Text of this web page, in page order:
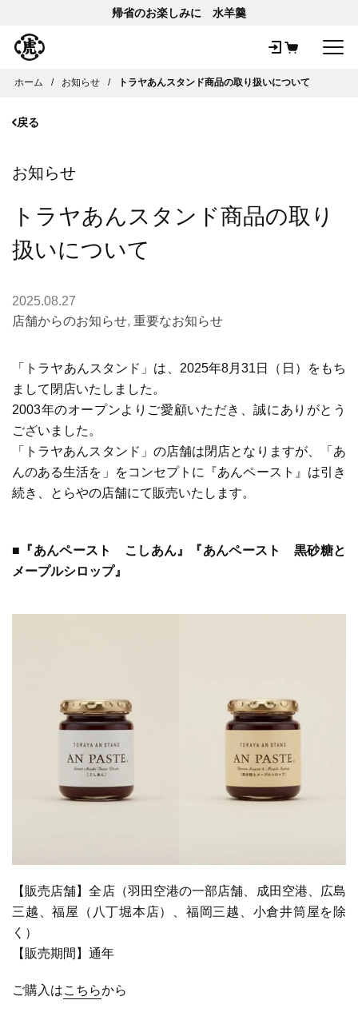
帰省のお楽しみに 水羊羹
ホーム お知らせ トラヤあんスタンド商品の取り扱いについて
戻る
お知らせ
トラヤあんスタンド商品の取り
扱いについて
2025.08.27
店舗からのお知らせ, 重要なお知らせ
「トラヤあんスタンド」は、2025年8月31日（日）をもち
まして閉店いたしました。
2003年のオープンよりご愛顧いただき、誠にありがとう
ございました。
「トラヤあんスタンド」の店舗は閉店となりますが、「あ
んのある生活を」をコンセプトに『あんペースト』は引き
続き、とらやの店舗にて販売いたします。
■『あんペースト こしあん』『あんペースト 黒砂糖と
メープルシロップ』
【販売店舗】全店（羽田空港の一部店舗、成田空港、広島
三越、福屋（八丁堀本店）、福岡三越、小倉井筒屋を除
く）
【販売期間】通年
ご購入はこちらから